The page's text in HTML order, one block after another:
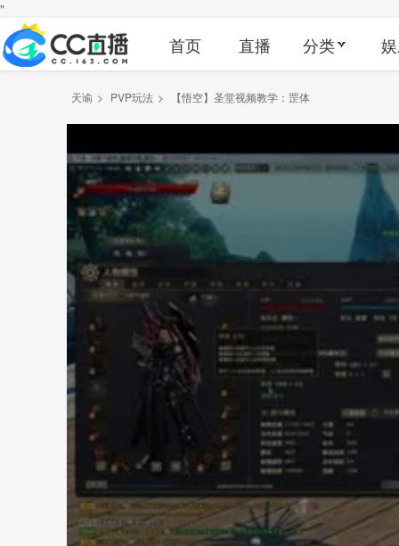
"
首页 直播 分类
天谕 > PVP玩法 > 【悟空】圣堂视频教学：罡体